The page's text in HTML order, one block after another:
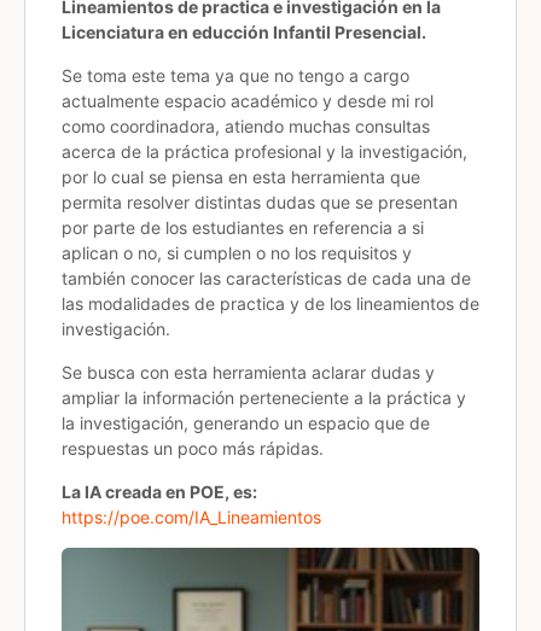
Lineamientos de practica e investigación en la
Licenciatura en educción Infantil Presencial.
Se toma este tema ya que no tengo a cargo
actualmente espacio académico y desde mi rol
como coordinadora, atiendo muchas consultas
acerca de la práctica profesional y la investigación,
por lo cual se piensa en esta herramienta que
permita resolver distintas dudas que se presentan
por parte de los estudiantes en referencia a si
aplican o no, si cumplen o no los requisitos y
también conocer las características de cada una de
las modalidades de practica y de los lineamientos de
investigación.
Se busca con esta herramienta aclarar dudas y
ampliar la información perteneciente a la práctica y
la investigación, generando un espacio que de
respuestas un poco más rápidas.
La IA creada en POE, es:
https://poe.com/IA_Lineamientos